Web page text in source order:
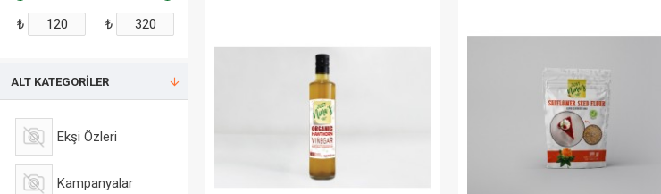
₺ ₺
ALT KATEGORILER
Ekşi Özleri
Kampanyalar